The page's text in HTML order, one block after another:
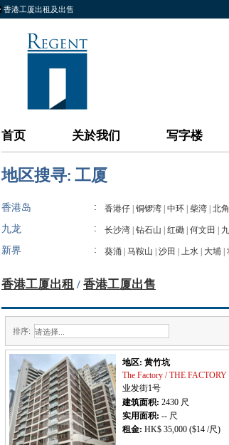
香港工厦出租及出售
首页 关於我们 写字楼
地区搜寻: 工厦
香港岛 : 香港仔 铜锣湾 中环 柴湾 北角
九龙 : 长沙湾 钻石山 红磡 何文田
新界 : 葵涌 马鞍山 沙田 上水 大埔
香港工厦出租 / 香港工厦出售
排序:
地区: 黄竹坑
The Factory / THE FACTORY
业发街1号
建筑面积: 2430 尺
实用面积: -- 尺
租金: HK$ 35,000 ($14 /尺)